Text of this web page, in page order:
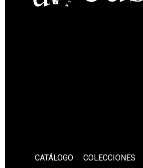
CATÁLOGO COLECCIONES